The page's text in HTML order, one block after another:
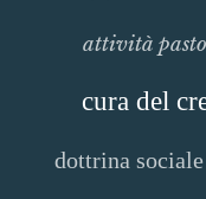
attività
cura del
dottrina sociale